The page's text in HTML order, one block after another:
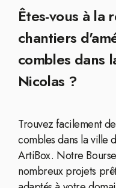
Êtes-vous à la
chantiers
combles dans
Nicolas ?
Trouvez facilement
combles dans la ville
ArtiBox. Notre
nombreux projets